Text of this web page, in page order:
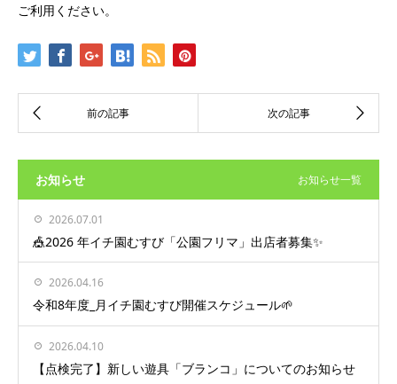
ご利用ください。
お知らせ お知らせ一覧
2026.07.01
🎪2026 年イチ園むすび「公園フリマ」出店者募集✨
2026.04.16
令和8年度_月イチ園むすび開催スケジュール🌱
2026.04.10
【点検完了】新しい遊具「ブランコ」についてのお知らせ